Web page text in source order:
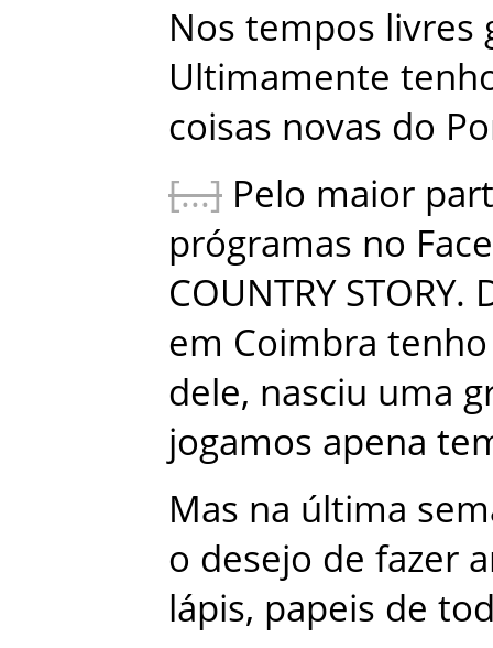
Nos tempos livres
Ultimamente
coisas novas do
Pelo maior
prógramas no
COUNTRY STORY.
em Coimbra tenho
dele, nasciu uma
jogamos apena
Mas na última
o desejo de fazer
lápis, papeis de